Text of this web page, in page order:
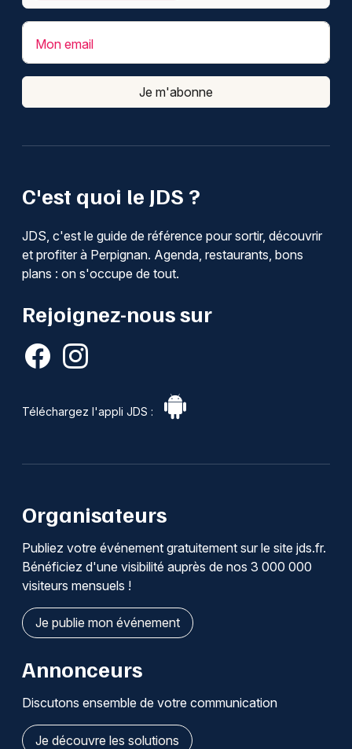
C'est quoi le JDS ?
JDS, c'est le guide de référence pour sortir, découvrir
et profiter à Perpignan. Agenda, restaurants, bons
plans : on s'occupe de tout.
Rejoignez-nous sur
Téléchargez l'appli JDS :
Mon email
Je m'abonne
Organisateurs
Publiez votre événement gratuitement sur le site jds.fr.
Bénéficiez d'une visibilité auprès de nos 3 000 000
visiteurs mensuels !
Je publie mon événement
Annonceurs
Discutons ensemble de votre communication
Je découvre les solutions